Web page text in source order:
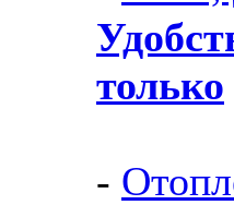
только
-